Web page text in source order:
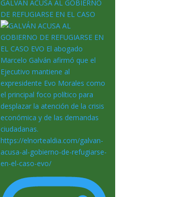
GALVÁN ACUSA AL GOBIERNO
DE REFUGIARSE EN EL CASO